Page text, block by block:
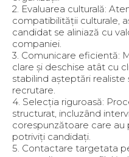
2. Evaluarea culturală:
compatibilității culturale,
candidat se aliniază cu
companiei.
3. Comunicare eficientă:
clare și deschise atât cu
stabilind așteptări
recrutare.
4. Selecția riguroasă:
structurat, incluzând
corespunzătoare care
potriviți candidați.
5. Contactare targetata